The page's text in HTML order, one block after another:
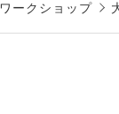
ークショップ